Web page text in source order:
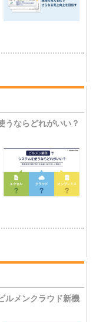
うならどれがいい？
ルメンクラウド新機